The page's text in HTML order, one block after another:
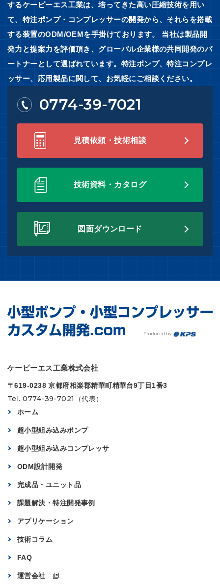
するケーピーエス工業は、培ってきた高い圧縮技術を用い
て、特注ポンプ・コンプレッサーの開発から、それらを搭載
する装置のODM/OEMを手掛けております。 当社は製品開
発力と提案力を評価頂き、グローバル企業様の共同開発のパ
ートナーとして選ばれています。特注ポンプ、特注コンプレ
ッサー、応用製品に関して、お気軽にご相談ください。
0774-39-7021
見積依頼・技術相談
技術資料・カタログ
図面ダウンロード
ケーピーエス工業株式会社
〒619-0238 京都府相楽郡精華町精華台9丁目1番3
Tel. 0774-39-7021（代表）
ホーム
超小型組み込みポンプ
超小型組み込みコンプレッサ
ODM設計開発
完成品・ユニット品
課題解決・特注開発事例
アプリケーション
技術コラム
FAQ
運営会社